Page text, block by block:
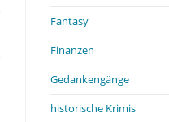
Fantasy
Finanzen
Gedankengänge
historische Krimis